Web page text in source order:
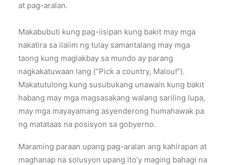
at pag-aralan.
Makabubuti kung pag-iisipan kung bakit may mga
nakatira sa ilalim ng tulay samantalang may mga
taong kung maglakbay sa mundo ay parang
nagkakatuwaan lang (“Pick a country, Malou!”).
Makatutulong kung susubukang unawain kung bakit
habang may mga magsasakang walang sariling lupa,
may mga mayayamang asyenderong humahawak pa
ng matataas na posisyon sa gobyerno.
Maraming paraan upang pag-aralan ang kahirapan at
maghanap na solusyon upang ito’y maging bahagi na